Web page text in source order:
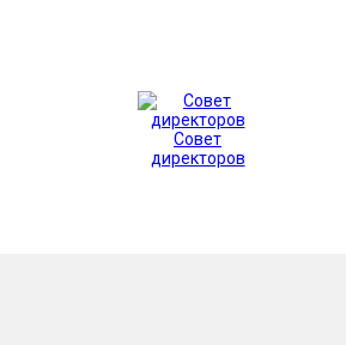
Совет
директоров